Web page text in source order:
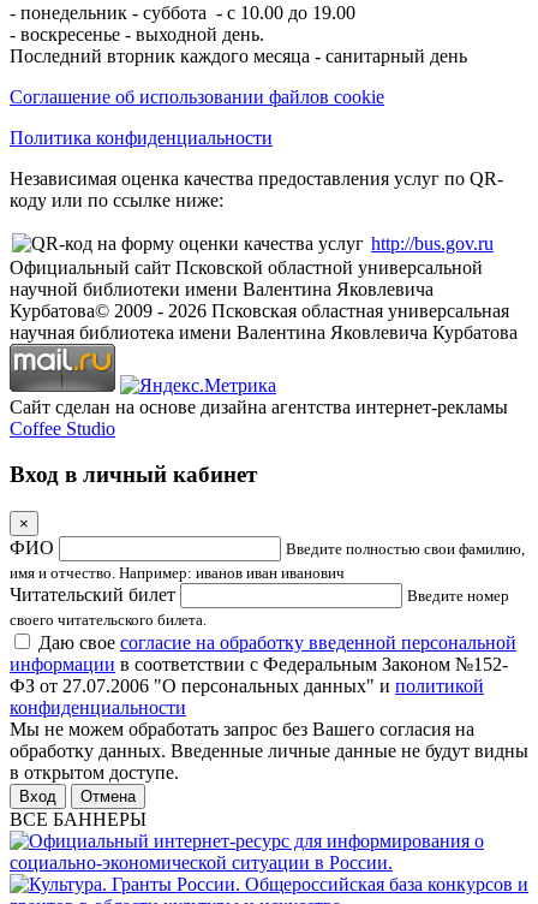
- понедельник - суббота - с 10.00 до 19.00
- воскресенье - выходной день.
Последний вторник каждого месяца - санитарный день
Соглашение об использовании файлов cookie
Политика конфиденциальности
Независимая оценка качества предоставления услуг по QR-
коду или по ссылке ниже:
http://bus.gov.ru
Официальный сайт Псковской областной универсальной
научной библиотеки имени Валентина Яковлевича
Курбатова© 2009 - 2026 Псковская областная универсальная
научная библиотека имени Валентина Яковлевича Курбатова
Сайт сделан на основе дизайна агентства интернет-рекламы
Coffee Studio
Вход в личный кабинет
×
ФИО
Введите полностью свои фамилию,
имя и отчество. Например: иванов иван иванович
Читательский билет
Введите номер
своего читательского билета.
Даю свое согласие на обработку введенной персональной
информации в соответствии с Федеральным Законом №152-
ФЗ от 27.07.2006 "О персональных данных" и политикой
конфиденциальности
Мы не можем обработать запрос без Вашего согласия на
обработку данных. Введенные личные данные не будут видны
в открытом доступе.
Отмена
ВСЕ БАННЕРЫ